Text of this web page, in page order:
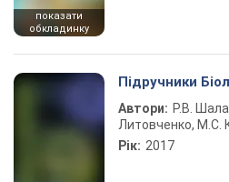
показати
обкладинку
Підручники
Автори: Р.В.
Литовченко, М.С.
Рік: 2017